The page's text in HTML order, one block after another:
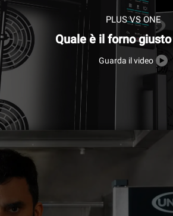
PLUS VS ONE
Quale è il forno
Guarda il video